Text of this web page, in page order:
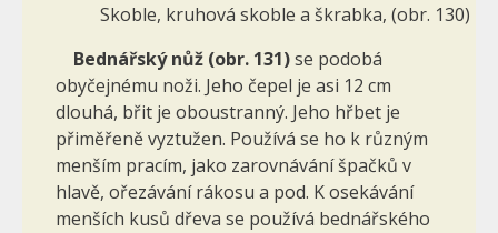
Skoble, kruhová skoble a škrabka, (obr. 130)
Bednářský nůž (obr. 131)se podobá
obyčejnému noži. Jeho čepel je asi 12 cm
dlouhá, břit je oboustranný. Jeho hřbet je
přiměřeně vyztužen. Používá se ho k různým
menším pracím, jako zarovnávání špačků v
hlavě, ořezávání rákosu a pod. K osekávání
menších kusů dřeva se používá bednářského